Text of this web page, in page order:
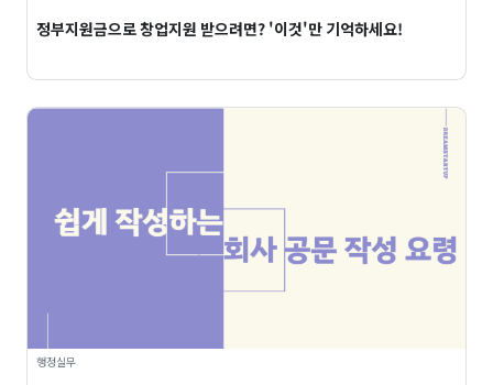
정부지원금으로 창업지원 받으려면? '이것'만 기억하세요!
행정실무